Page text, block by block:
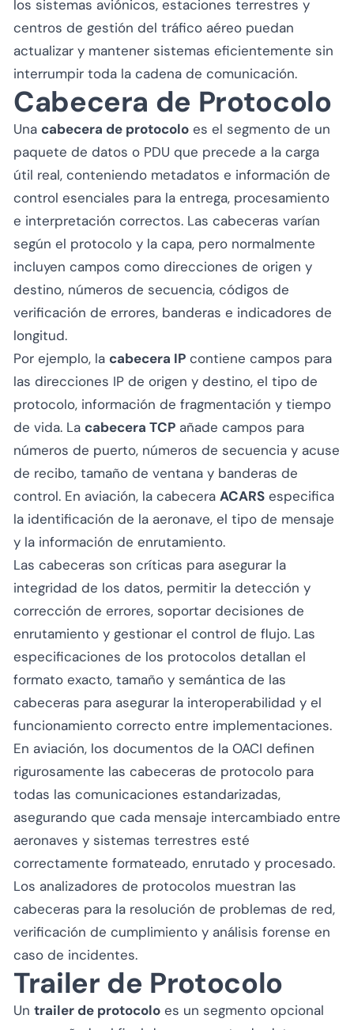
los sistemas aviónicos, estaciones terrestres y
centros de gestión del tráfico aéreo puedan
actualizar y mantener sistemas eficientemente sin
interrumpir toda la cadena de comunicación.
Cabecera de Protocolo
Una cabecera de protocolo es el segmento de un
paquete de datos o PDU que precede a la carga
útil real, conteniendo metadatos e información de
control esenciales para la entrega, procesamiento
e interpretación correctos. Las cabeceras varían
según el protocolo y la capa, pero normalmente
incluyen campos como direcciones de origen y
destino, números de secuencia, códigos de
verificación de errores, banderas e indicadores de
longitud.
Por ejemplo, la cabecera IP contiene campos para
las direcciones IP de origen y destino, el tipo de
protocolo, información de fragmentación y tiempo
de vida. La cabecera TCP añade campos para
números de puerto, números de secuencia y acuse
de recibo, tamaño de ventana y banderas de
control. En aviación, la cabecera ACARS especifica
la identificación de la aeronave, el tipo de mensaje
y la información de enrutamiento.
Las cabeceras son críticas para asegurar la
integridad de los datos, permitir la detección y
corrección de errores, soportar decisiones de
enrutamiento y gestionar el control de flujo. Las
especificaciones de los protocolos detallan el
formato exacto, tamaño y semántica de las
cabeceras para asegurar la interoperabilidad y el
funcionamiento correcto entre implementaciones.
En aviación, los documentos de la OACI definen
rigurosamente las cabeceras de protocolo para
todas las comunicaciones estandarizadas,
asegurando que cada mensaje intercambiado entre
aeronaves y sistemas terrestres esté
correctamente formateado, enrutado y procesado.
Los analizadores de protocolos muestran las
cabeceras para la resolución de problemas de red,
verificación de cumplimiento y análisis forense en
caso de incidentes.
Trailer de Protocolo
Un trailer de protocolo es un segmento opcional